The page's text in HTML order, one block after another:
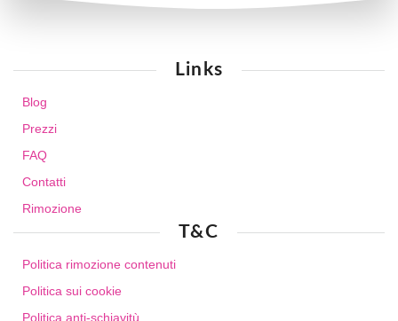
Links
Blog
Prezzi
FAQ
Contatti
Rimozione
T&C
Politica rimozione contenuti
Politica sui cookie
Politica anti-schiavitù